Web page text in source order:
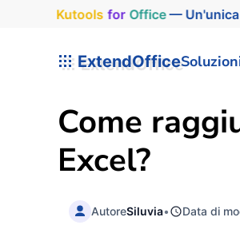
Kutools for Office— Un'unica
ExtendOffice
Come
Excel?
AutoreSiluvia• Data di